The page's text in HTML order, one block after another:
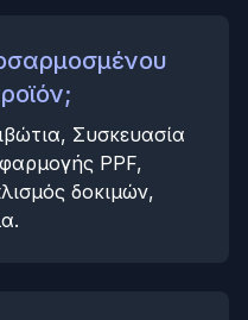
Συσκευασία
PPF,
δοκιμών,